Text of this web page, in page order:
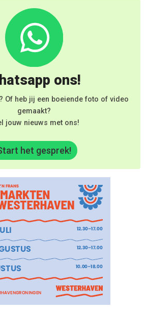
ons!
Of heb jij een boeiende foto of video
gemaakt?
jouw nieuws met ons!
het gesprek!